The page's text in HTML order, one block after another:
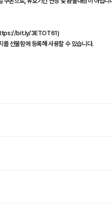
bit.ly/3ETOT61)
선물함에 등록해 사용할 수 있습니다.